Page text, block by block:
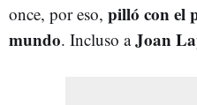
once, por eso, pilló con el
mundo. Incluso aJoan